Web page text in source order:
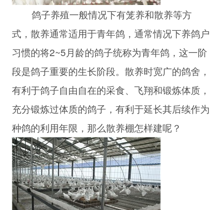
鸽子养殖一般情况下有笼养和散养等方
式，散养通常适用于青年鸽，通常情况下养鸽户
习惯的将2~5月龄的鸽子统称为青年鸽，这一阶
段是鸽子重要的生长阶段。散养时宽广的鸽舍，
有利于鸽子自由自在的采食、飞翔和锻炼体质，
充分锻炼过体质的鸽子，有利于延长其后续作为
种鸽的利用年限，那么散养棚怎样建呢？